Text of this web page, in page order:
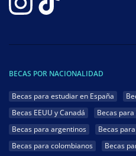
BECAS POR NACIONALIDAD
Becas para estudiar en España
Becas EEUU y Canadá
Becas
Becas para argentinos
Becas
Becas para colombianos
Becas